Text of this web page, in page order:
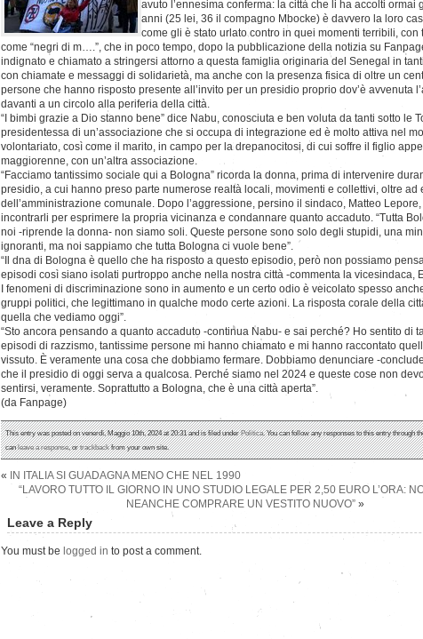
avuto l’ennesima conferma: la città che li ha accolti ormai
anni (25 lei, 36 il compagno Mbocke) è davvero la loro
come gli è stato urlato contro in quei momenti terribili, con
come “negri di m….”, che in poco tempo, dopo la pubblicazione della notizia su
indignato e chiamato a stringersi attorno a questa famiglia originaria del Senegal in
con chiamate e messaggi di solidarietà, ma anche con la presenza fisica di oltre un
persone che hanno risposto presente all’invito per un presidio proprio dov’è avvenuta
davanti a un circolo alla periferia della città.
“I bimbi grazie a Dio stanno bene” dice Nabu, conosciuta e ben voluta da tanti sotto le
presidentessa di un’associazione che si occupa di integrazione ed è molto attiva nel
volontariato, così come il marito, in campo per la drepanocitosi, di cui soffre il figlio
maggiorenne, con un’altra associazione.
“Facciamo tantissimo sociale qui a Bologna” ricorda la donna, prima di intervenire
presidio, a cui hanno preso parte numerose realtà locali, movimenti e collettivi, oltre ad
dell’amministrazione comunale. Dopo l’aggressione, persino il sindaco, Matteo
incontrarli per esprimere la propria vicinanza e condannare quanto accaduto. “Tutta
noi -riprende la donna- non siamo soli. Queste persone sono solo degli stupidi, una
ignoranti, ma noi sappiamo che tutta Bologna ci vuole bene”.
“Il dna di Bologna è quello che ha risposto a questo episodio, però non possiamo
episodi così siano isolati purtroppo anche nella nostra città -commenta la vicesindaca,
I fenomeni di discriminazione sono in aumento e un certo odio è veicolato spesso
gruppi politici, che legittimano in qualche modo certe azioni. La risposta corale della
quella che vediamo oggi”.
“Sto ancora pensando a quanto accaduto -continua Nabu- e sai perché? Ho sentito di
episodi di razzismo, tantissime persone mi hanno chiamato e mi hanno raccontato
vissuto. È veramente una cosa che dobbiamo fermare. Dobbiamo denunciare -
che il presidio di oggi serva a qualcosa. Perché siamo nel 2024 e queste cose non
sentirsi, veramente. Soprattutto a Bologna, che è una città aperta”.
(da Fanpage)
This entry was posted on venerdì, Maggio 10th, 2024 at 20:31 and is filed underPolitica. You can follow any responses to this entry through
canleave a response, ortrackbackfrom your own site.
«
IN ITALIA SI GUADAGNA MENO CHE NEL 1990
“LAVORO TUTTO IL GIORNO IN UNO STUDIO LEGALE PER 2,50 EURO L’ORA:
NEANCHE COMPRARE UN VESTITO NUOVO” »
Leave a Reply
You must be logged in to post a comment.